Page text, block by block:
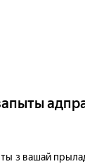
з вашай